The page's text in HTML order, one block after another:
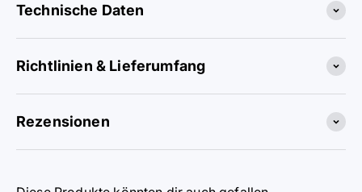
Technische Daten
Richtlinien & Lieferumfang
Rezensionen